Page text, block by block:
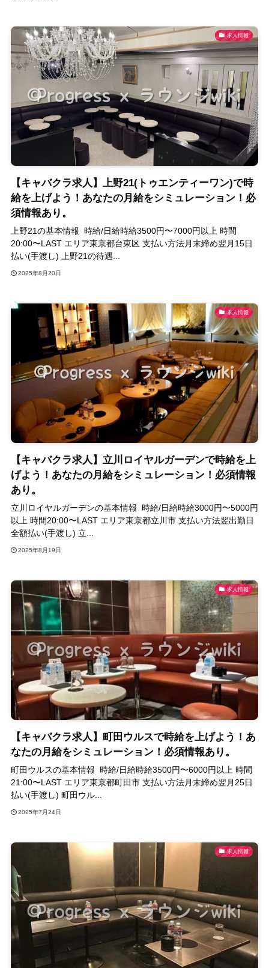
求人情報
【キャバクラ求人】上野21(トゥエンティーワン)で時
給を上げよう！あなたの月給をシミュレーション！必
須情報あり。
上野21の基本情報 時給/日給時給3500円〜7000円以上 時間
20:00〜LAST エリア東京都台東区 支払い方法月末締め翌月15日
払い(手渡し) 上野21の待遇...
2025年8月20日
求人情報
【キャバクラ求人】立川ロイヤルガーデンで時給を上
げよう！あなたの月給をシミュレーション！必須情報
あり。
立川ロイヤルガーデンの基本情報 時給/日給時給3000円〜5000円
以上 時間20:00〜LAST エリア東京都立川市 支払い方法翌出勤日
全額払い(手渡し) 立...
2025年8月19日
求人情報
【キャバクラ求人】町田ウルスで時給を上げよう！あ
なたの月給をシミュレーション！必須情報あり。
町田ウルスの基本情報 時給/日給時給3500円〜6000円以上 時間
21:00〜LAST エリア東京都町田市 支払い方法月末締め翌月25日
払い(手渡し) 町田ウル...
2025年7月24日
求人情報